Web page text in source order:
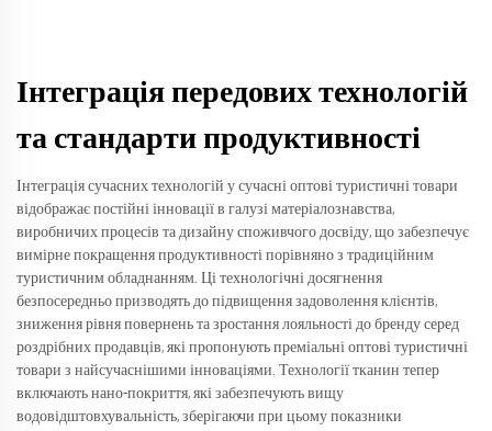
Інтеграція передових технологій
та стандарти продуктивності
Інтеграція сучасних технологій у сучасні оптові туристичні товари
відображає постійні інновації в галузі матеріалознавства,
виробничих процесів та дизайну споживчого досвіду, що забезпечує
вимірне покращення продуктивності порівняно з традиційним
туристичним обладнанням. Ці технологічні досягнення
безпосередньо призводять до підвищення задоволення клієнтів,
зниження рівня повернень та зростання лояльності до бренду серед
роздрібних продавців, які пропонують преміальні оптові туристичні
товари з найсучаснішими інноваціями. Технології тканин тепер
включають нано-покриття, які забезпечують вищу
водовідштовхувальність, зберігаючи при цьому показники